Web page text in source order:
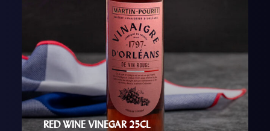
RED WINE VINEGAR 25CL